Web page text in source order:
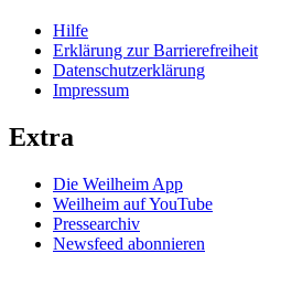
Hilfe
Erklärung zur Barrierefreiheit
Datenschutzerklärung
Impressum
Extra
Die Weilheim App
Weilheim auf YouTube
Pressearchiv
Newsfeed abonnieren